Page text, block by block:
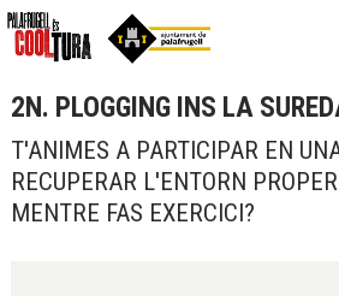
2N. PLOGGING INS LA
T'ANIMES A PARTICIPAR EN
RECUPERAR L'ENTORN
MENTRE FAS EXERCICI?